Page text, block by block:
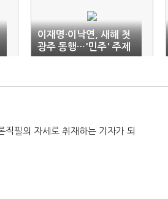
이재명·이낙연, 새해 첫
광주 동행…'민주' 주제
로 국가비전위 개최
직필의 자세로 취재하는 기자가 되